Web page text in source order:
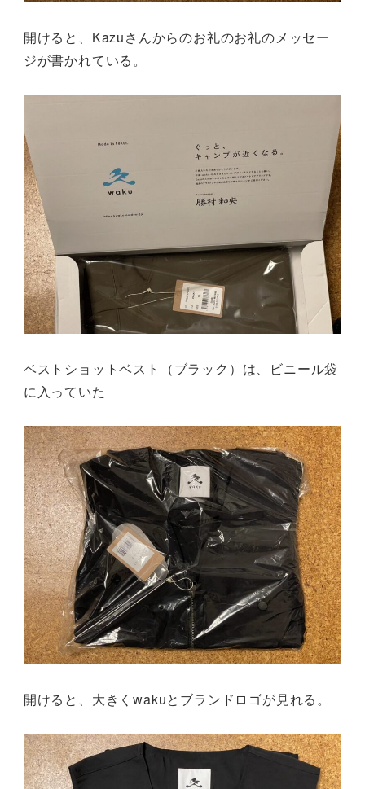
開けると、Kazuさんからのお礼のお礼のメッセー
ジが書かれている。
ベストショットベスト（ブラック）は、ビニール袋
に入っていた
開けると、大きくwakuとブランドロゴが見れる。